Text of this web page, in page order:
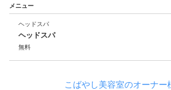
メニュー
ヘッドスパ
ヘッドスパ
無料
こばやし美容室のオーナー